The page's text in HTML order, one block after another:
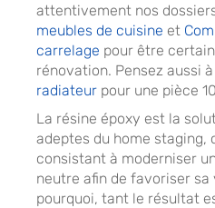
attentivement nos
meubles de cuisine et
carrelage pour être
rénovation. Pensez aussi à
radiateur pour une pièce
La résine époxy est la
adeptes du home staging,
consistant à moderniser
neutre afin de favoriser
pourquoi, tant le résultat